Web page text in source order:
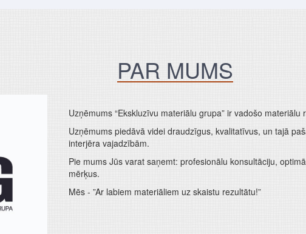
PAR MUMS
Uzņēmums “Ekskluzīvu materiālu grupa” ir vadošo materiālu
Uzņēmums piedāvā videi draudzīgus, kvalitatīvus, un tajā
interjēra vajadzībām.
Pie mums Jūs varat saņemt: profesionālu konsultāciju,
mērķus.
Mēs - ”Ar labiem materiāliem uz skaistu rezultātu!”